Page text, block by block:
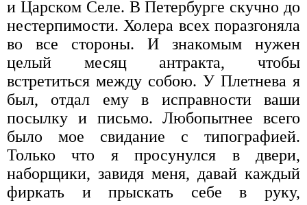
и Царском Селе. В Петербурге скучно до
нестерпимости. Холера всех поразгоняла
во все стороны. И знакомым нужен
целый месяц антракта, чтобы
встретиться между собою. У Плетнева я
был, отдал ему в исправности ваши
посылку и письмо. Любопытнее всего
было мое свидание с типографией.
Только что я просунулся в двери,
наборщики, завидя меня, давай каждый
фиркать и прыскать себе в руку,